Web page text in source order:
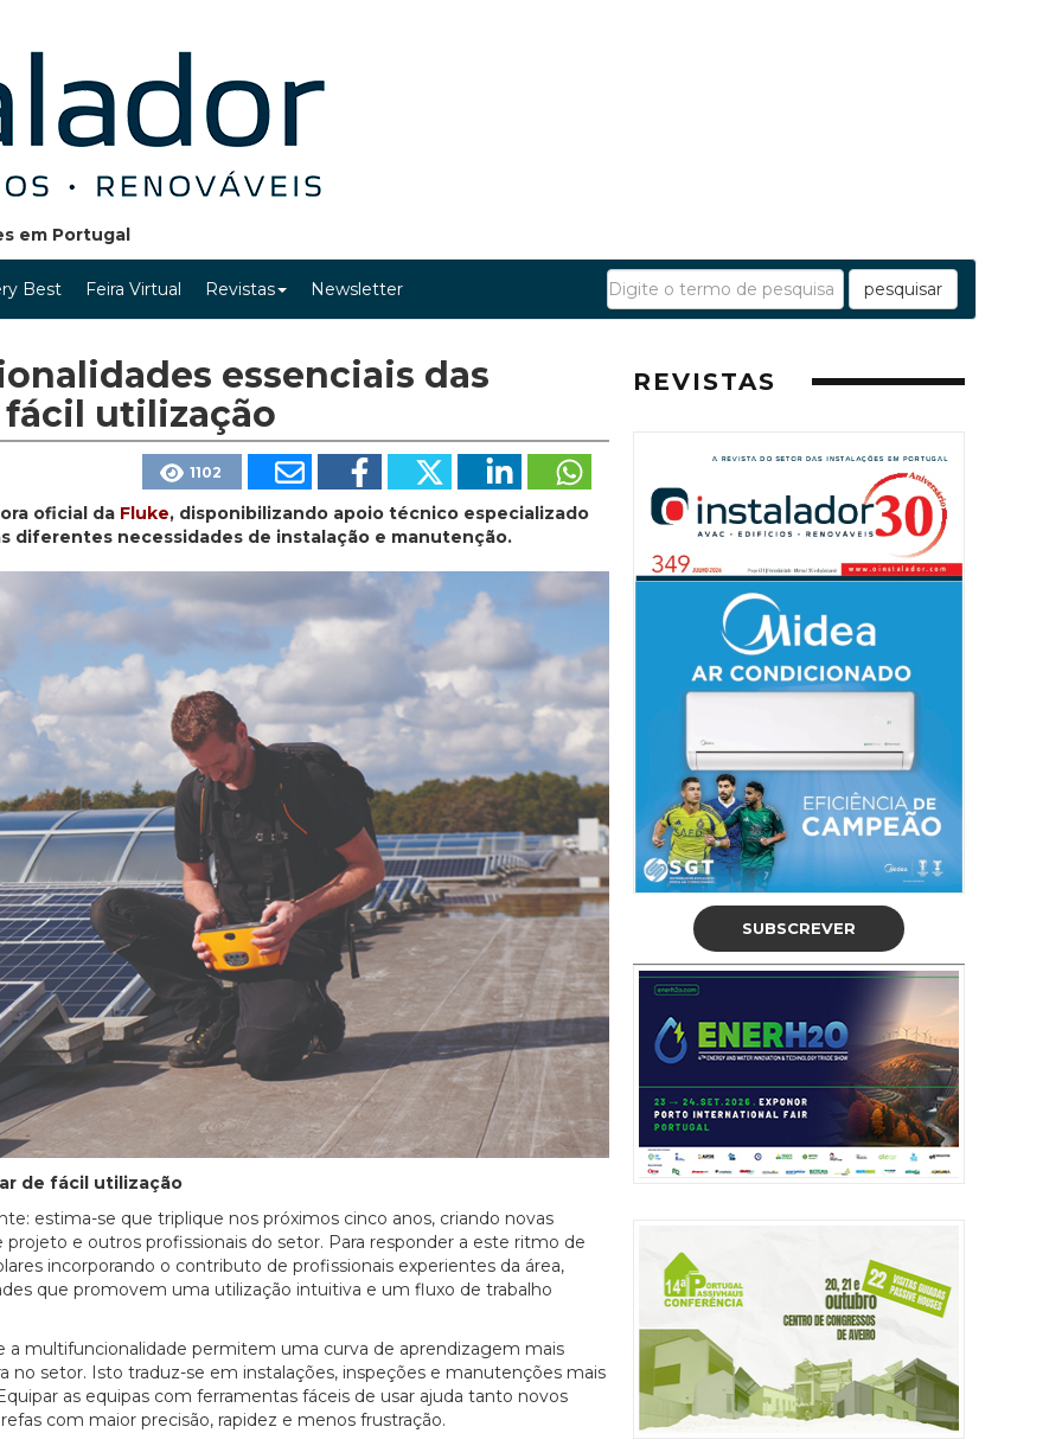
em Portugal
Best Feira Virtual Revistas Newsletter pesquisar
essenciais das
utilização
1102
oficial da Fluke, disponibilizando apoio técnico especializado
diferentes necessidades de instalação e manutenção.
de fácil utilização
estima-se que triplique nos próximos cinco anos, criando novas
e outros profissionais do setor. Para responder a este ritmo de
incorporando o contributo de profissionais experientes da área,
que promovem uma utilização intuitiva e um fluxo de trabalho
a multifuncionalidade permitem uma curva de aprendizagem mais
no setor. Isto traduz-se em instalações, inspeções e manutenções mais
as equipas com ferramentas fáceis de usar ajuda tanto novos
com maior precisão, rapidez e menos frustração.
REVISTAS
SUBSCREVER